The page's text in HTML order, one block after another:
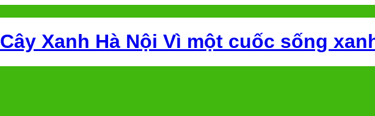
Cây Xanh Hà Nội Vì một cuốc sống